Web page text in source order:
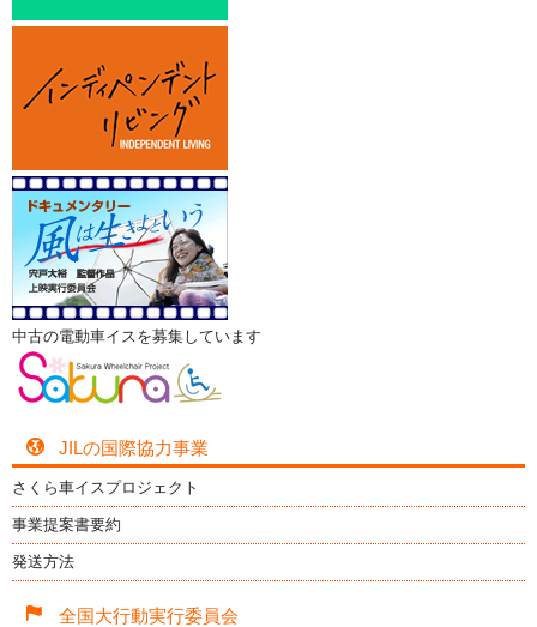
中古の電動車イスを募集しています
JILの国際協力事業
さくら車イスプロジェクト
事業提案書要約
発送方法
全国大行動実行委員会